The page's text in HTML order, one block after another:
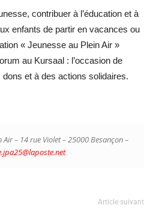
contribuer à l’éducation et à
enfants de partir en vacances ou
« Jeunesse au Plein Air »
au Kursaal : l’occasion de
et à des actions solidaires.
Air – 14 rue Violet – 25000 Besançon –
Article suivant